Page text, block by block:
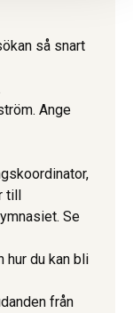
så snart
Ange
till
Se
hur du kan bli
från